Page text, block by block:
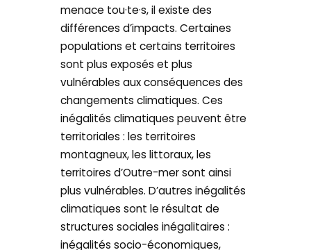
menace tou·te·s, il existe des
différences d’impacts. Certaines
populations et certains territoires
sont plus exposés et plus
vulnérables aux conséquences des
changements climatiques. Ces
inégalités climatiques peuvent être
territoriales : les territoires
montagneux, les littoraux, les
territoires d’Outre-mer sont ainsi
plus vulnérables. D’autres inégalités
climatiques sont le résultat de
structures sociales inégalitaires :
inégalités socio-économiques,